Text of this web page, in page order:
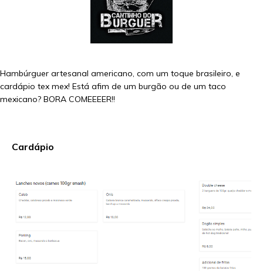
Hambúrguer artesanal americano, com um toque brasileiro, e
cardápio tex mex! Está afim de um burgão ou de um taco
mexicano? BORA COMEEEER!!
Cardápio